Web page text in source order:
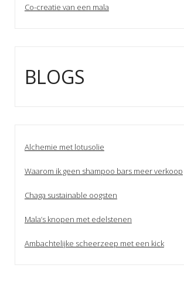
Co-creatie van een mala
BLOGS
Alchemie met lotusolie
Waarom ik geen shampoo bars meer verkoop
Chaga sustainable oogsten
Mala’s knopen met edelstenen
Ambachtelijke scheerzeep met een kick